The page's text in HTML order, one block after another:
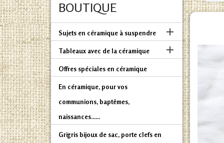
BOUTIQUE
Sujets en céramique à suspendre 
Tableaux avec de la céramique 
Offres spéciales en céramique
En céramique, pour vos
communions, baptêmes,
naissances......
Grigris bijoux de sac, porte clefs en